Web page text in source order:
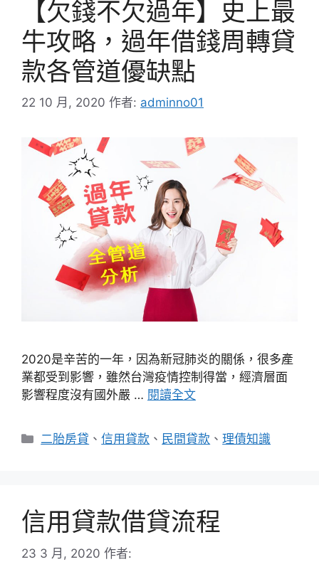
【欠錢不欠過年】史上最
牛攻略，過年借錢周轉貸
款各管道優缺點
22 10 月, 2020 作者: adminno01
2020是辛苦的一年，因為新冠肺炎的關係，很多產
業都受到影響，雖然台灣疫情控制得當，經濟層面
影響程度沒有國外嚴 … 閱讀全文
分
二胎房貸 、信用貸款 、 民間貸款 、理債知識
信用貸款借貸流程
23 3 月, 2020 作者: